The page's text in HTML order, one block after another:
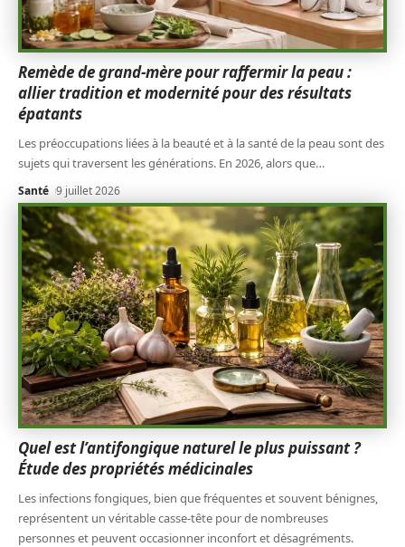
Remède de grand-mère pour raffermir la peau :
allier tradition et modernité pour des résultats
épatants
Les préoccupations liées à la beauté et à la santé de la peau sont des
sujets qui traversent les générations. En 2026, alors que…
Santé 9 juillet 2026
Quel est l’antifongique naturel le plus puissant ?
Étude des propriétés médicinales
Les infections fongiques, bien que fréquentes et souvent bénignes,
représentent un véritable casse-tête pour de nombreuses
personnes et peuvent occasionner inconfort et désagréments.